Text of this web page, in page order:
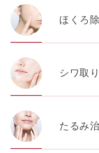
ほくろ
シワ取
たるみ